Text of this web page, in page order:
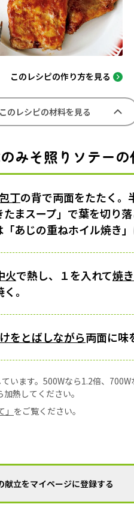
このレシピの作り方を見る
このレシピの材料を見る
みそ照りソテー
丁の背で両面をたたく。
まスープ」で葉を切り
あじの重ねホイル焼き
火で熱し、１を入れて焼
。
をとばしながら両面に味
います。500Wなら1.2倍、
熱してください。
をご覧ください。
献立をマイページに登録する